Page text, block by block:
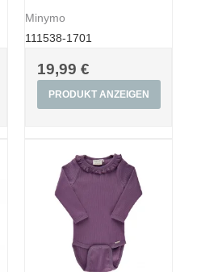
Minymo
111538-1701
19,99 €
PRODUKT ANZEIGEN